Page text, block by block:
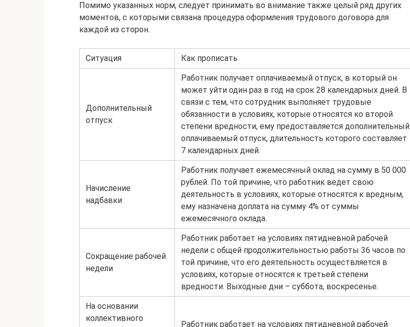
Помимо указанных норм, следует принимать во внимание также целый ряд других
моментов, с которыми связана процедура оформления трудового договора для
каждой из сторон.
Ситуация Как прописать
Дополнительный
отпуск
Работник получает оплачиваемый отпуск, в который он
может уйти один раз в год на срок 28 календарных дней. В
связи с тем, что сотрудник выполняет трудовые
обязанности в условиях, которые относятся ко второй
степени вредности, ему предоставляется дополнительный
оплачиваемый отпуск, длительность которого составляет
7 календарных дней.
Начисление
надбавки
Работник получает ежемесячный оклад на сумму в 50 000
рублей. По той причине, что работник ведет свою
деятельность в условиях, которые относятся к вредным,
ему назначена доплата на сумму 4% от суммы
ежемесячного оклада.
Сокращение рабочей
недели
Работник работает на условиях пятидневной рабочей
недели с общей продолжительностью работы 36 часов по
той причине, что его деятельность осуществляется в
условиях, которые относятся к третьей степени
вредности. Выходные дни – суббота, воскресенье.
На основании
коллективного
Работник работает на условиях пятидневной рабочей